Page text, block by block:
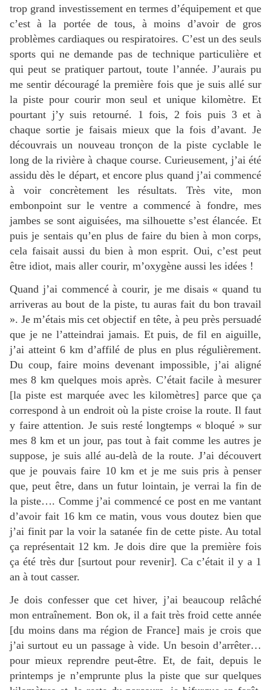
trop grand investissement en termes d’équipement et que
c’est à la portée de tous, à moins d’avoir de gros
problèmes cardiaques ou respiratoires. C’est un des seuls
sports qui ne demande pas de technique particulière et
qui peut se pratiquer partout, toute l’année. J’aurais pu
me sentir découragé la première fois que je suis allé sur
la piste pour courir mon seul et unique kilomètre. Et
pourtant j’y suis retourné. 1 fois, 2 fois puis 3 et à
chaque sortie je faisais mieux que la fois d’avant. Je
découvrais un nouveau tronçon de la piste cyclable le
long de la rivière à chaque course. Curieusement, j’ai été
assidu dès le départ, et encore plus quand j’ai commencé
à voir concrètement les résultats. Très vite, mon
embonpoint sur le ventre a commencé à fondre, mes
jambes se sont aiguisées, ma silhouette s’est élancée. Et
puis je sentais qu’en plus de faire du bien à mon corps,
cela faisait aussi du bien à mon esprit. Oui, c’est peut
être idiot, mais aller courir, m’oxygène aussi les idées !
Quand j’ai commencé à courir, je me disais « quand tu
arriveras au bout de la piste, tu auras fait du bon travail
». Je m’étais mis cet objectif en tête, à peu près persuadé
que je ne l’atteindrai jamais. Et puis, de fil en aiguille,
j’ai atteint 6 km d’affilé de plus en plus régulièrement.
Du coup, faire moins devenant impossible, j’ai aligné
mes 8 km quelques mois après. C’était facile à mesurer
[la piste est marquée avec les kilomètres] parce que ça
correspond à un endroit où la piste croise la route. Il faut
y faire attention. Je suis resté longtemps « bloqué » sur
mes 8 km et un jour, pas tout à fait comme les autres je
suppose, je suis allé au-delà de la route. J’ai découvert
que je pouvais faire 10 km et je me suis pris à penser
que, peut être, dans un futur lointain, je verrai la fin de
la piste…. Comme j’ai commencé ce post en me vantant
d’avoir fait 16 km ce matin, vous vous doutez bien que
j’ai finit par la voir la satanée fin de cette piste. Au total
ça représentait 12 km. Je dois dire que la première fois
ça été très dur [surtout pour revenir]. Ca c’était il y a 1
an à tout casser.
Je dois confesser que cet hiver, j’ai beaucoup relâché
mon entraînement. Bon ok, il a fait très froid cette année
[du moins dans ma région de France] mais je crois que
j’ai surtout eu un passage à vide. Un besoin d’arrêter…
pour mieux reprendre peut-être. Et, de fait, depuis le
printemps je n’emprunte plus la piste que sur quelques